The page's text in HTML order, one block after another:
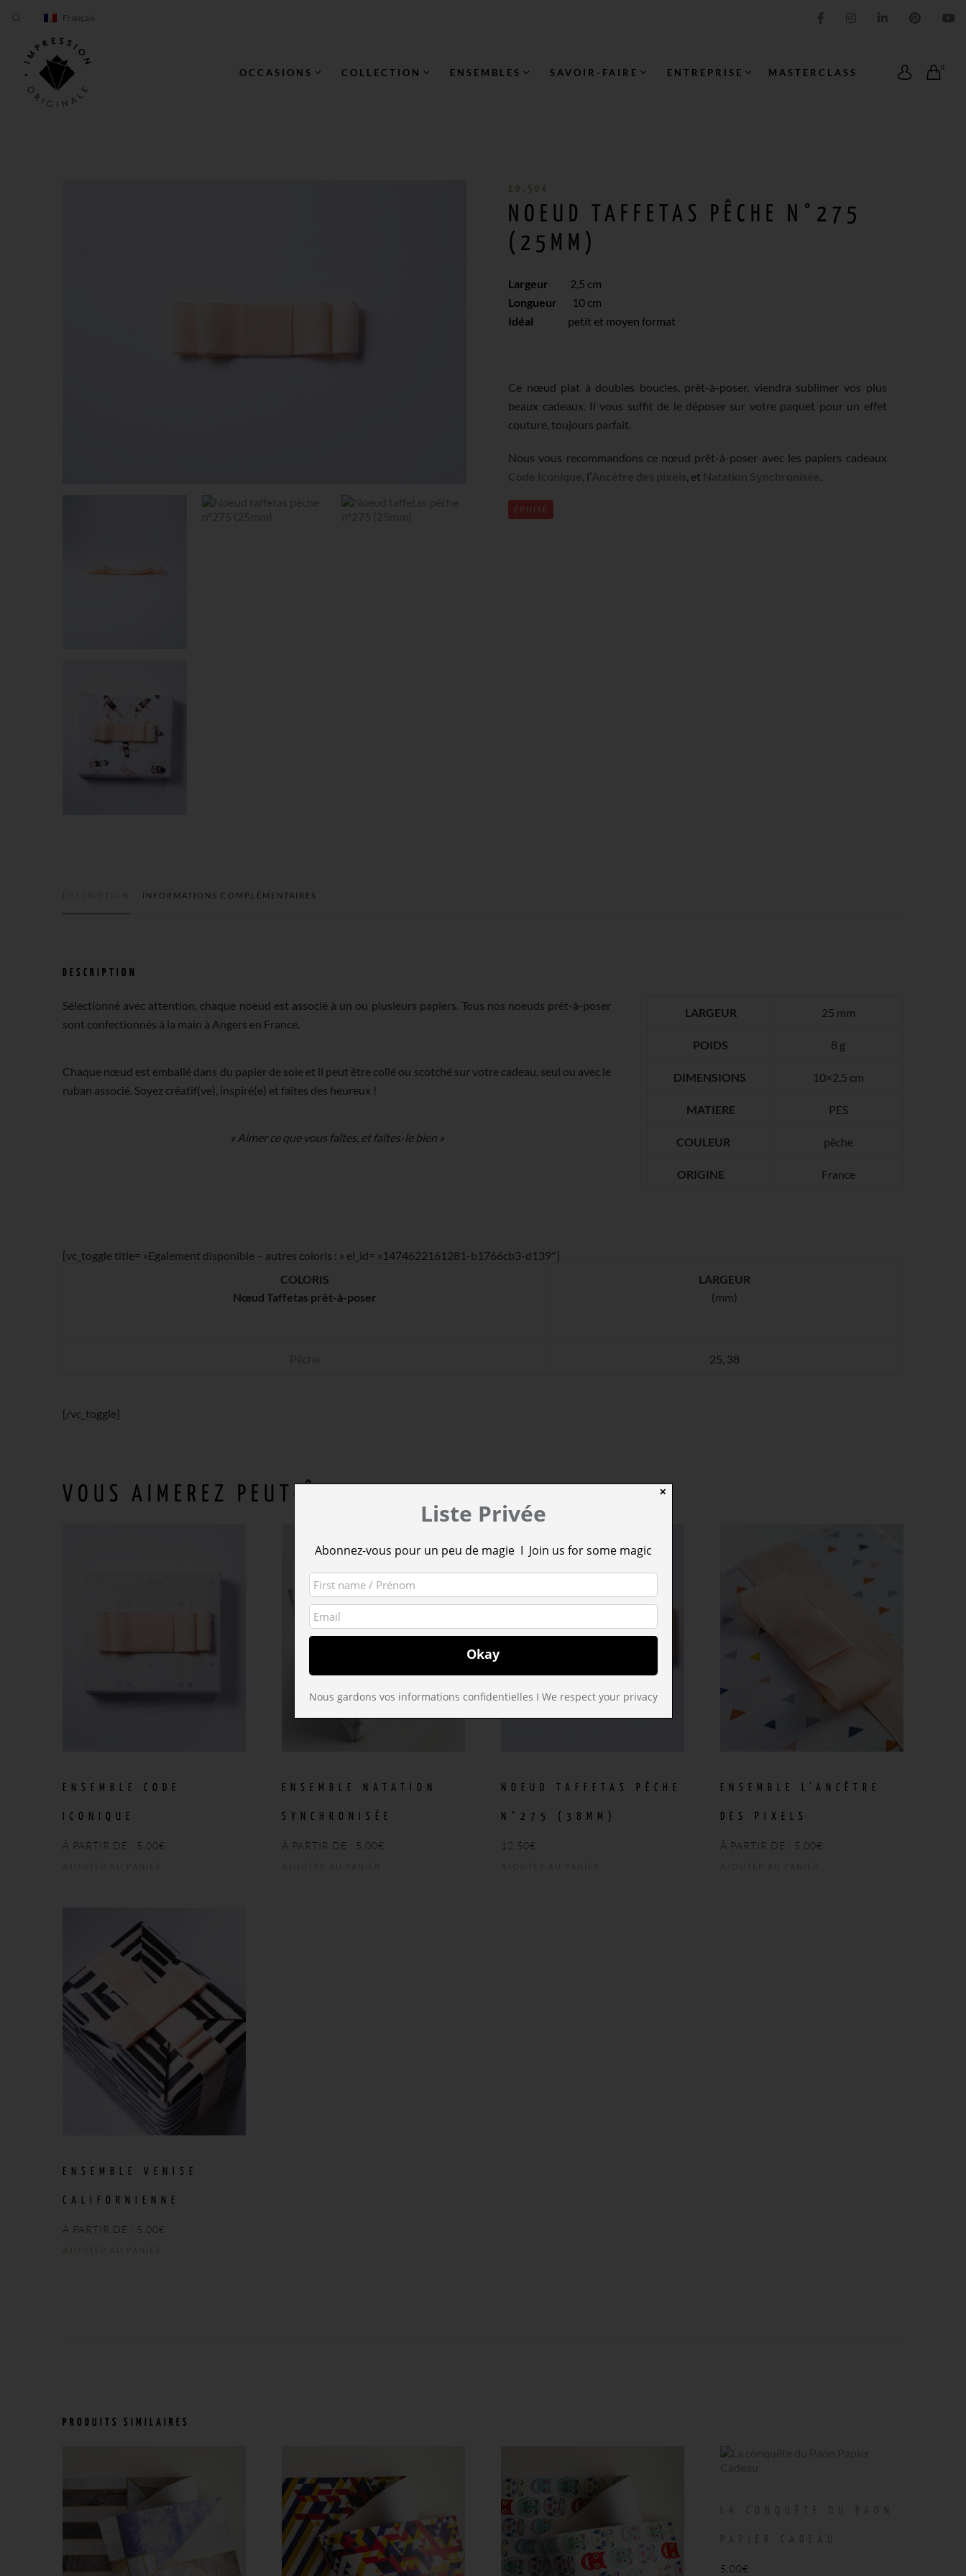
Français
0
OCCASIONS COLLECTION ENSEMBLES SAVOIR-FAIRE ENTREPRISE MASTERCLASS
10,50 €
NOEUD TAFFETAS PÊCHE N°275
(25MM)
Largeur 2,5 cm
Longueur 10 cm
Idéal petit et moyen format
Ce nœud plat à doubles boucles, prêt-à-poser, viendra sublimer vos plus
beaux cadeaux. Il vous suffit de le déposer sur votre paquet pour un effet
couture, toujours parfait.
Nous vous recommandons ce nœud prêt-à-poser avec les papiers cadeaux
, l’ , et .
ÉPUISÉ
DESCRIPTION INFORMATIONS COMPLÉMENTAIRES
DESCRIPTION
Sélectionné avec attention, chaque noeud est associé à un ou plusieurs papiers. Tous nos noeuds prêt-à-poser
sont confectionnés à la main à Angers en France.
Chaque nœud est emballé dans du papier de soie et il peut être collé ou scotché sur votre cadeau, seul ou avec le
ruban associé. Soyez créatif(ve), inspiré(e) et faîtes des heureux !
« Aimer ce que vous faîtes, et faîtes-le bien »
LARGEUR 25 mm
POIDS 8 g
DIMENSIONS 10×2,5 cm
MATIERE PES
COULEUR pêche
ORIGINE France
[vc_toggle title= »Egalement disponible – autres coloris : » el_id= »1474622161281-b1766cb3-d139″]
COLORIS
Nœud Taffetas prêt-à-poser
LARGEUR
(mm)
25, 38
[/vc_toggle]
VOUS AIMEREZ PEUT-ÊTRE AUSSI…
ENSEMBLE CODE
ICONIQUE
À PARTIR DE : 5,00€
AJOUTER AU PANIER
ENSEMBLE NATATION
SYNCHRONISÉE
À PARTIR DE : 5,00€
AJOUTER AU PANIER
NOEUD TAFFETAS PÊCHE
N°275 (38MM)
12,50€
AJOUTER AU PANIER
ENSEMBLE L’ANCÊTRE
DES PIXELS
À PARTIR DE : 5,00€
AJOUTER AU PANIER
ENSEMBLE VENISE
CALIFORNIENNE
À PARTIR DE : 5,00€
AJOUTER AU PANIER
PRODUITS SIMILAIRES
5,00€
✕
Liste Privée
Abonnez-vous pour un peu de magie I Join us for some magic
Nous gardons vos informations confidentielles I We respect your privacy